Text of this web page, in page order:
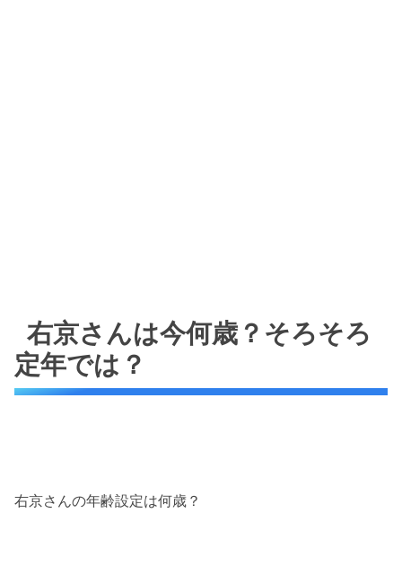
右京さんは今何歳？そろそろ
定年では？
右京さんの年齢設定は何歳？